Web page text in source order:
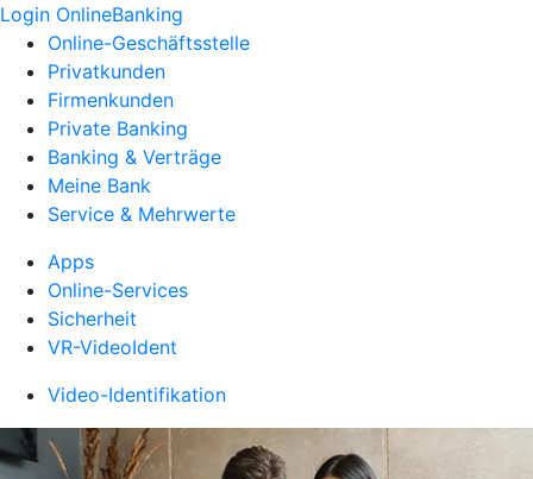
Login OnlineBanking
Online-Geschäftsstelle
Privatkunden
Firmenkunden
Private Banking
Banking & Verträge
Meine Bank
Service & Mehrwerte
Apps
Online-Services
Sicherheit
VR-VideoIdent
Video-Identifikation